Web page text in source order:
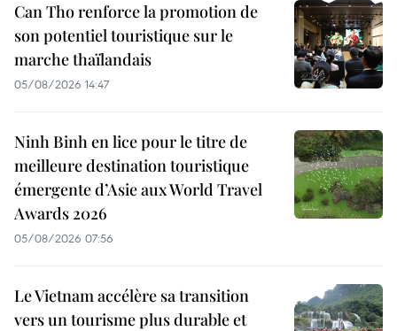
Can Tho renforce la promotion de
son potentiel touristique sur le
marche thaïlandais
05/08/2026 14:47
Ninh Binh en lice pour le titre de
meilleure destination touristique
émergente d’Asie aux World Travel
Awards 2026
05/08/2026 07:56
Le Vietnam accélère sa transition
vers un tourisme plus durable et